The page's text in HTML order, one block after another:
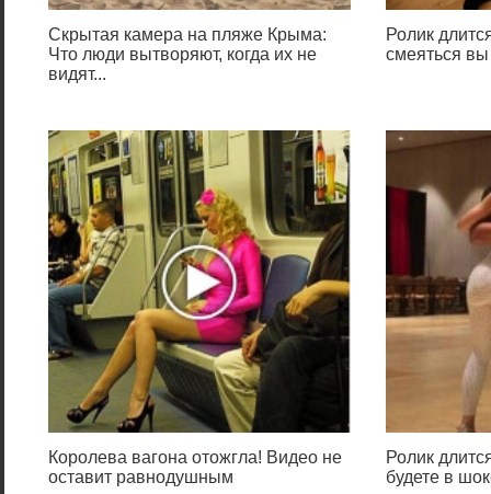
Скрытая камера на пляже Крыма:
Что люди вытворяют, когда их не
видят...
Ролик
смеяться вы
Королева вагона отожгла! Видео не
оставит равнодушным
Ролик
будете в